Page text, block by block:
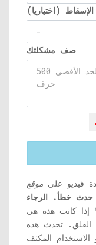
(اختياريا)
صف مشكلتك
فيديو على
حدث خطأ. الرجاء
إذا كانت هذه هي
القلق. تحدث هذه
المكثف